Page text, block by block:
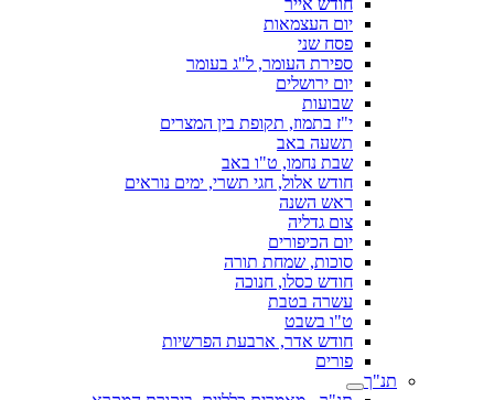
חודש אייר
יום העצמאות
פסח שני
ספירת העומר, ל"ג בעומר
יום ירושלים
שבועות
י"ז בתמוז, תקופת בין המצרים
תשעה באב
שבת נחמו, ט"ו באב
חודש אלול, חגי תשרי, ימים נוראים
ראש השנה
צום גדליה
יום הכיפורים
סוכות, שמחת תורה
חודש כסלו, חנוכה
עשרה בטבת
ט"ו בשבט
חודש אדר, ארבעת הפרשיות
פורים
תנ"ך